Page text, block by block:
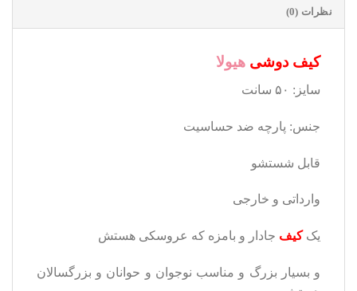
نظرات (0)
کیف دوشی هیولا
سایز: ۵۰ سانت
جنس: پارچه ضد حساسیت
قابل شستشو
وارداتی و خارجی
یککیف جادار و بامزه که عروسکی هستش
و بسیار بزرگ و مناسب نوجوان و حوانان و بزرگسالان